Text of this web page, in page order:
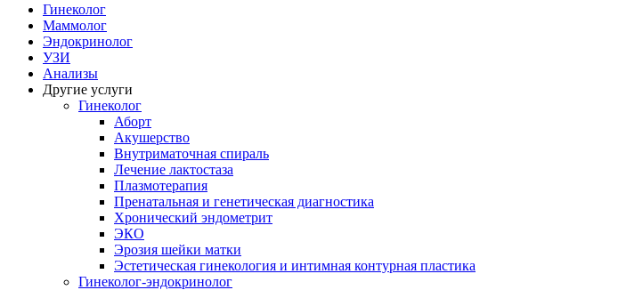
Гинеколог
Маммолог
Эндокринолог
УЗИ
Анализы
Другие услуги
Гинеколог
Аборт
Акушерство
Внутриматочная спираль
Лечение лактостаза
Плазмотерапия
Пренатальная и генетическая диагностика
Хронический эндометрит
ЭКО
Эрозия шейки матки
Эстетическая гинекология и интимная контурная пластика
Гинеколог-эндокринолог